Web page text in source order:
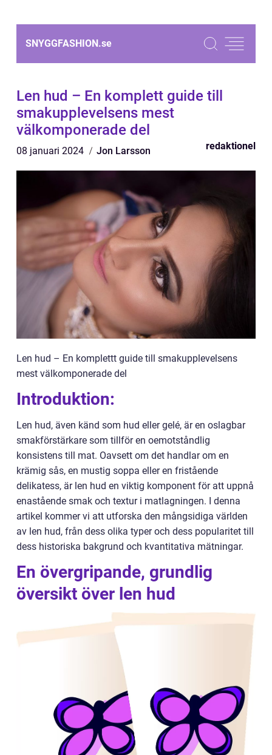
SNYGGFASHION.se
Len hud – En komplett guide till
smakupplevelsens mest
välkomponerade del
08 januari 2024 Jon Larsson redaktionel
Len hud – En komplettt guide till smakupplevelsens
mest välkomponerade del
Introduktion:
Len hud, även känd som hud eller gelé, är en oslagbar
smakförstärkare som tillför en oemotståndlig
konsistens till mat. Oavsett om det handlar om en
krämig sås, en mustig soppa eller en fristående
delikatess, är len hud en viktig komponent för att uppnå
enastående smak och textur i matlagningen. I denna
artikel kommer vi att utforska den mångsidiga världen
av len hud, från dess olika typer och dess popularitet till
dess historiska bakgrund och kvantitativa mätningar.
En övergripande, grundlig
översikt över len hud